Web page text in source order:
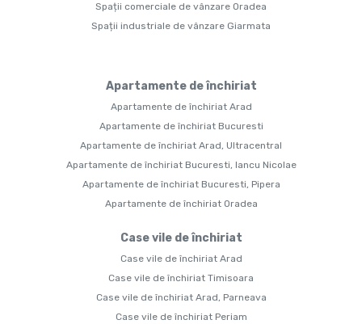
Spații comerciale de vânzare Oradea
Spații industriale de vânzare Giarmata
Apartamente de închiriat
Apartamente de închiriat Arad
Apartamente de închiriat Bucuresti
Apartamente de închiriat Arad, Ultracentral
Apartamente de închiriat Bucuresti, Iancu Nicolae
Apartamente de închiriat Bucuresti, Pipera
Apartamente de închiriat Oradea
Case vile de închiriat
Case vile de închiriat Arad
Case vile de închiriat Timisoara
Case vile de închiriat Arad, Parneava
Case vile de închiriat Periam